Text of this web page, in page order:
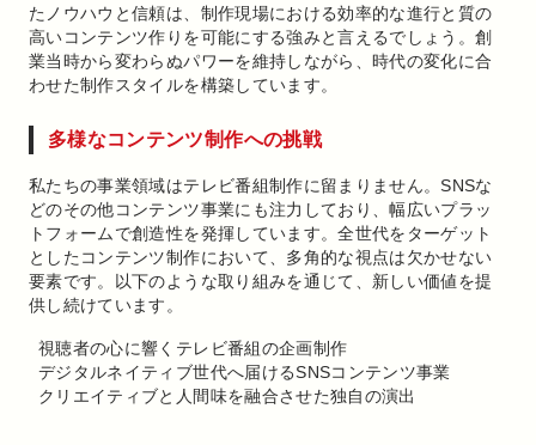
たノウハウと信頼は、制作現場における効率的な進行と質の
高いコンテンツ作りを可能にする強みと言えるでしょう。創
業当時から変わらぬパワーを維持しながら、時代の変化に合
わせた制作スタイルを構築しています。
多様なコンテンツ制作への挑戦
私たちの事業領域はテレビ番組制作に留まりません。SNSな
どのその他コンテンツ事業にも注力しており、幅広いプラッ
トフォームで創造性を発揮しています。全世代をターゲット
としたコンテンツ制作において、多角的な視点は欠かせない
要素です。以下のような取り組みを通じて、新しい価値を提
供し続けています。
視聴者の心に響くテレビ番組の企画制作
デジタルネイティブ世代へ届けるSNSコンテンツ事業
クリエイティブと人間味を融合させた独自の演出